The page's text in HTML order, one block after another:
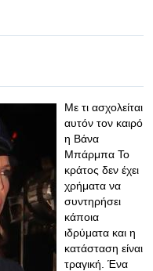
Με τι ασχολείται
αυτόν τον καιρό
η Βάνα
Μπάρμπα Το
κράτος δεν έχει
χρήματα να
συντηρήσει
κάποια
ιδρύματα και η
κατάσταση είναι
τραγική. Ένα